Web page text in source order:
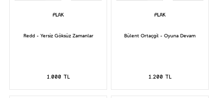
Redd - Yersiz Göksüz Zamanlar
1.000 TL
Bülent Ortaçgil - Oyuna Devam
1.200 TL